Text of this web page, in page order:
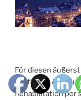
Für diesen
wir für die
Rehabilitation per